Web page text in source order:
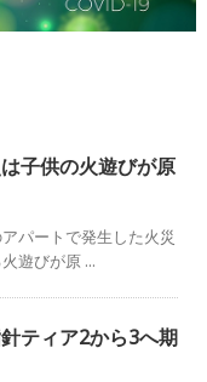
子供の火遊びが原
パートで発生した火災
遊びが原 ...
ティア2から3へ期